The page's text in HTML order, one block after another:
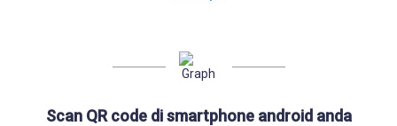
Scan QR code di smartphone android anda